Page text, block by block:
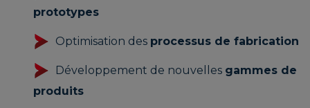
prototypes
Optimisation des processus de fabrication
Développement de nouvelles gammes de
produits